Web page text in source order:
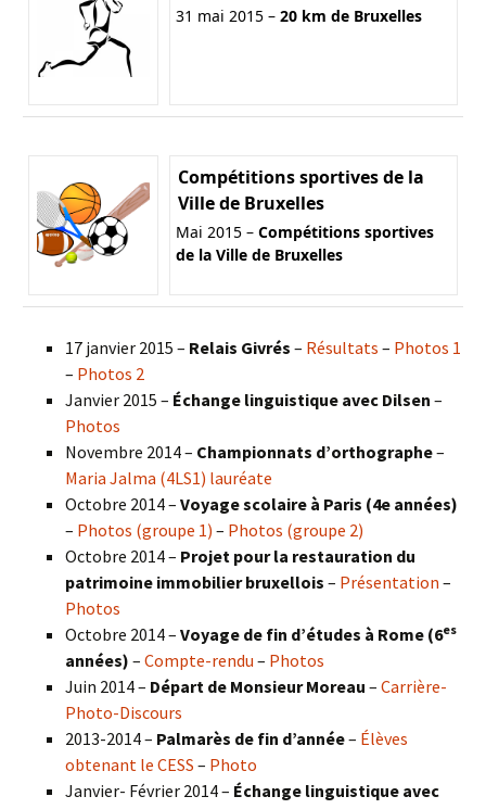
31 mai 2015 – 20 km de Bruxelles
Compétitions sportives de la
Ville de Bruxelles
Mai 2015 – Compétitions sportives
de la Ville de Bruxelles
17 janvier 2015 – Relais Givrés – Résultats – Photos 1
– Photos 2
Janvier 2015 – Échange linguistique avec Dilsen –
Photos
Novembre 2014 – Championnats d’orthographe–
Maria Jalma (4LS1) lauréate
Octobre 2014 – Voyage scolaire à Paris (4e années)
– Photos (groupe 1) – Photos (groupe 2)
Octobre 2014 – Projet pour la restauration du
patrimoine immobilier bruxellois – Présentation –
Photos
Octobre 2014 – Voyage de fin d’études à Rome (6es
années) – Compte-rendu – Photos
Juin 2014 – Départ de Monsieur Moreau – Carrière-
Photo-Discours
2013-2014 – Palmarès de fin d’année– Élèves
obtenant le CESS – Photo
Janvier- Février 2014 – Échange linguistique avec